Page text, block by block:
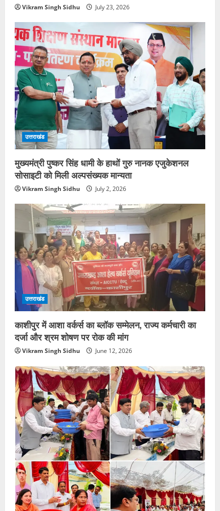
Vikram Singh Sidhu July 23, 2026
उत्तराखंड
मुख्यमंत्री पुष्कर सिंह धामी के हाथों गुरु नानक एजुकेशनल
सोसाइटी को मिली अल्पसंख्यक मान्यता
Vikram Singh Sidhu July 2, 2026
उत्तराखंड
काशीपुर में आशा वर्कर्स का ब्लॉक सम्मेलन, राज्य कर्मचारी का
दर्जा और श्रम शोषण पर रोक की मांग
Vikram Singh Sidhu June 12, 2026